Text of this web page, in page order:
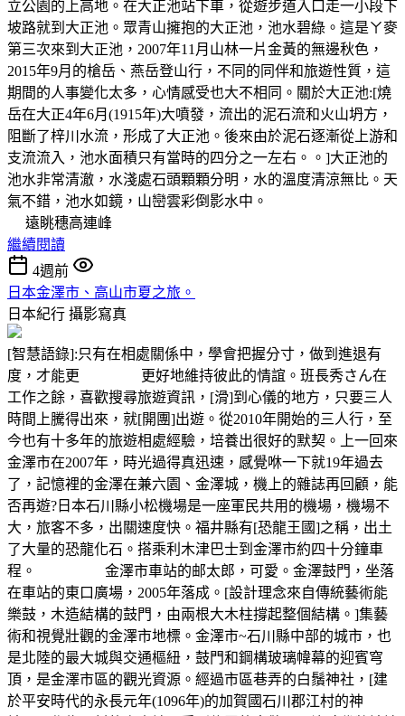
立公園的上高地。在大正池站下車，從遊步道入口走一小段下
坡路就到大正池。眾青山擁抱的大正池，池水碧綠。這是ㄚ麥
第三次來到大正池，2007年11月山林一片金黃的無邊秋色，
2015年9月的槍岳、燕岳登山行，不同的同伴和旅遊性質，這
期間的人事變化太多，心情感受也大不相同。關於大正池:[燒
岳在大正4年6月(1915年)大噴發，流出的泥石流和火山坍方，
阻斷了梓川水流，形成了大正池。後來由於泥石逐漸從上游和
支流流入，池水面積只有當時的四分之一左右。。]大正池的
池水非常清澈，水淺處石頭顆顆分明，水的溫度清涼無比。天
氣不錯，池水如鏡，山巒雲彩倒影水中。
遠眺穗高連峰
繼續閱讀
4週前
日本金澤市、高山市夏之旅。
日本紀行 攝影寫真
[智慧語錄]:只有在相處關係中，學會把握分寸，做到進退有
度，才能更 更好地維持彼此的情誼。班長秀さん在
工作之餘，喜歡搜尋旅遊資訊，[滑]到心儀的地方，只要三人
時間上騰得出來，就[開團]出遊。從2010年開始的三人行，至
今也有十多年的旅遊相處經驗，培養出很好的默契。上一回來
金澤市在2007年，時光過得真迅速，感覺咻一下就19年過去
了，記憶裡的金澤在兼六園、金澤城，機上的雜誌再回顧，能
否再遊?日本石川縣小松機場是一座軍民共用的機場，機場不
大，旅客不多，出關速度快。福井縣有[恐龍王國]之稱，出土
了大量的恐龍化石。搭乘利木津巴士到金澤市約四十分鐘車
程。 金澤市車站的邮太郎，可愛。金澤鼓門，坐落
在車站的東口廣場，2005年落成。[設計理念來自傳統藝術能
樂鼓，木造結構的鼓門，由兩根大木柱撐起整個結構。]集藝
術和視覺壯觀的金澤市地標。金澤市~石川縣中部的城市，也
是北陸的最大城與交通樞紐，鼓門和鋼構玻璃幃幕的迎賓穹
頂，是金澤市區的觀光資源。經過市區巷弄的白鬚神社，[建
於平安時代的永長元年(1096年)的加賀國石川郡江村的神